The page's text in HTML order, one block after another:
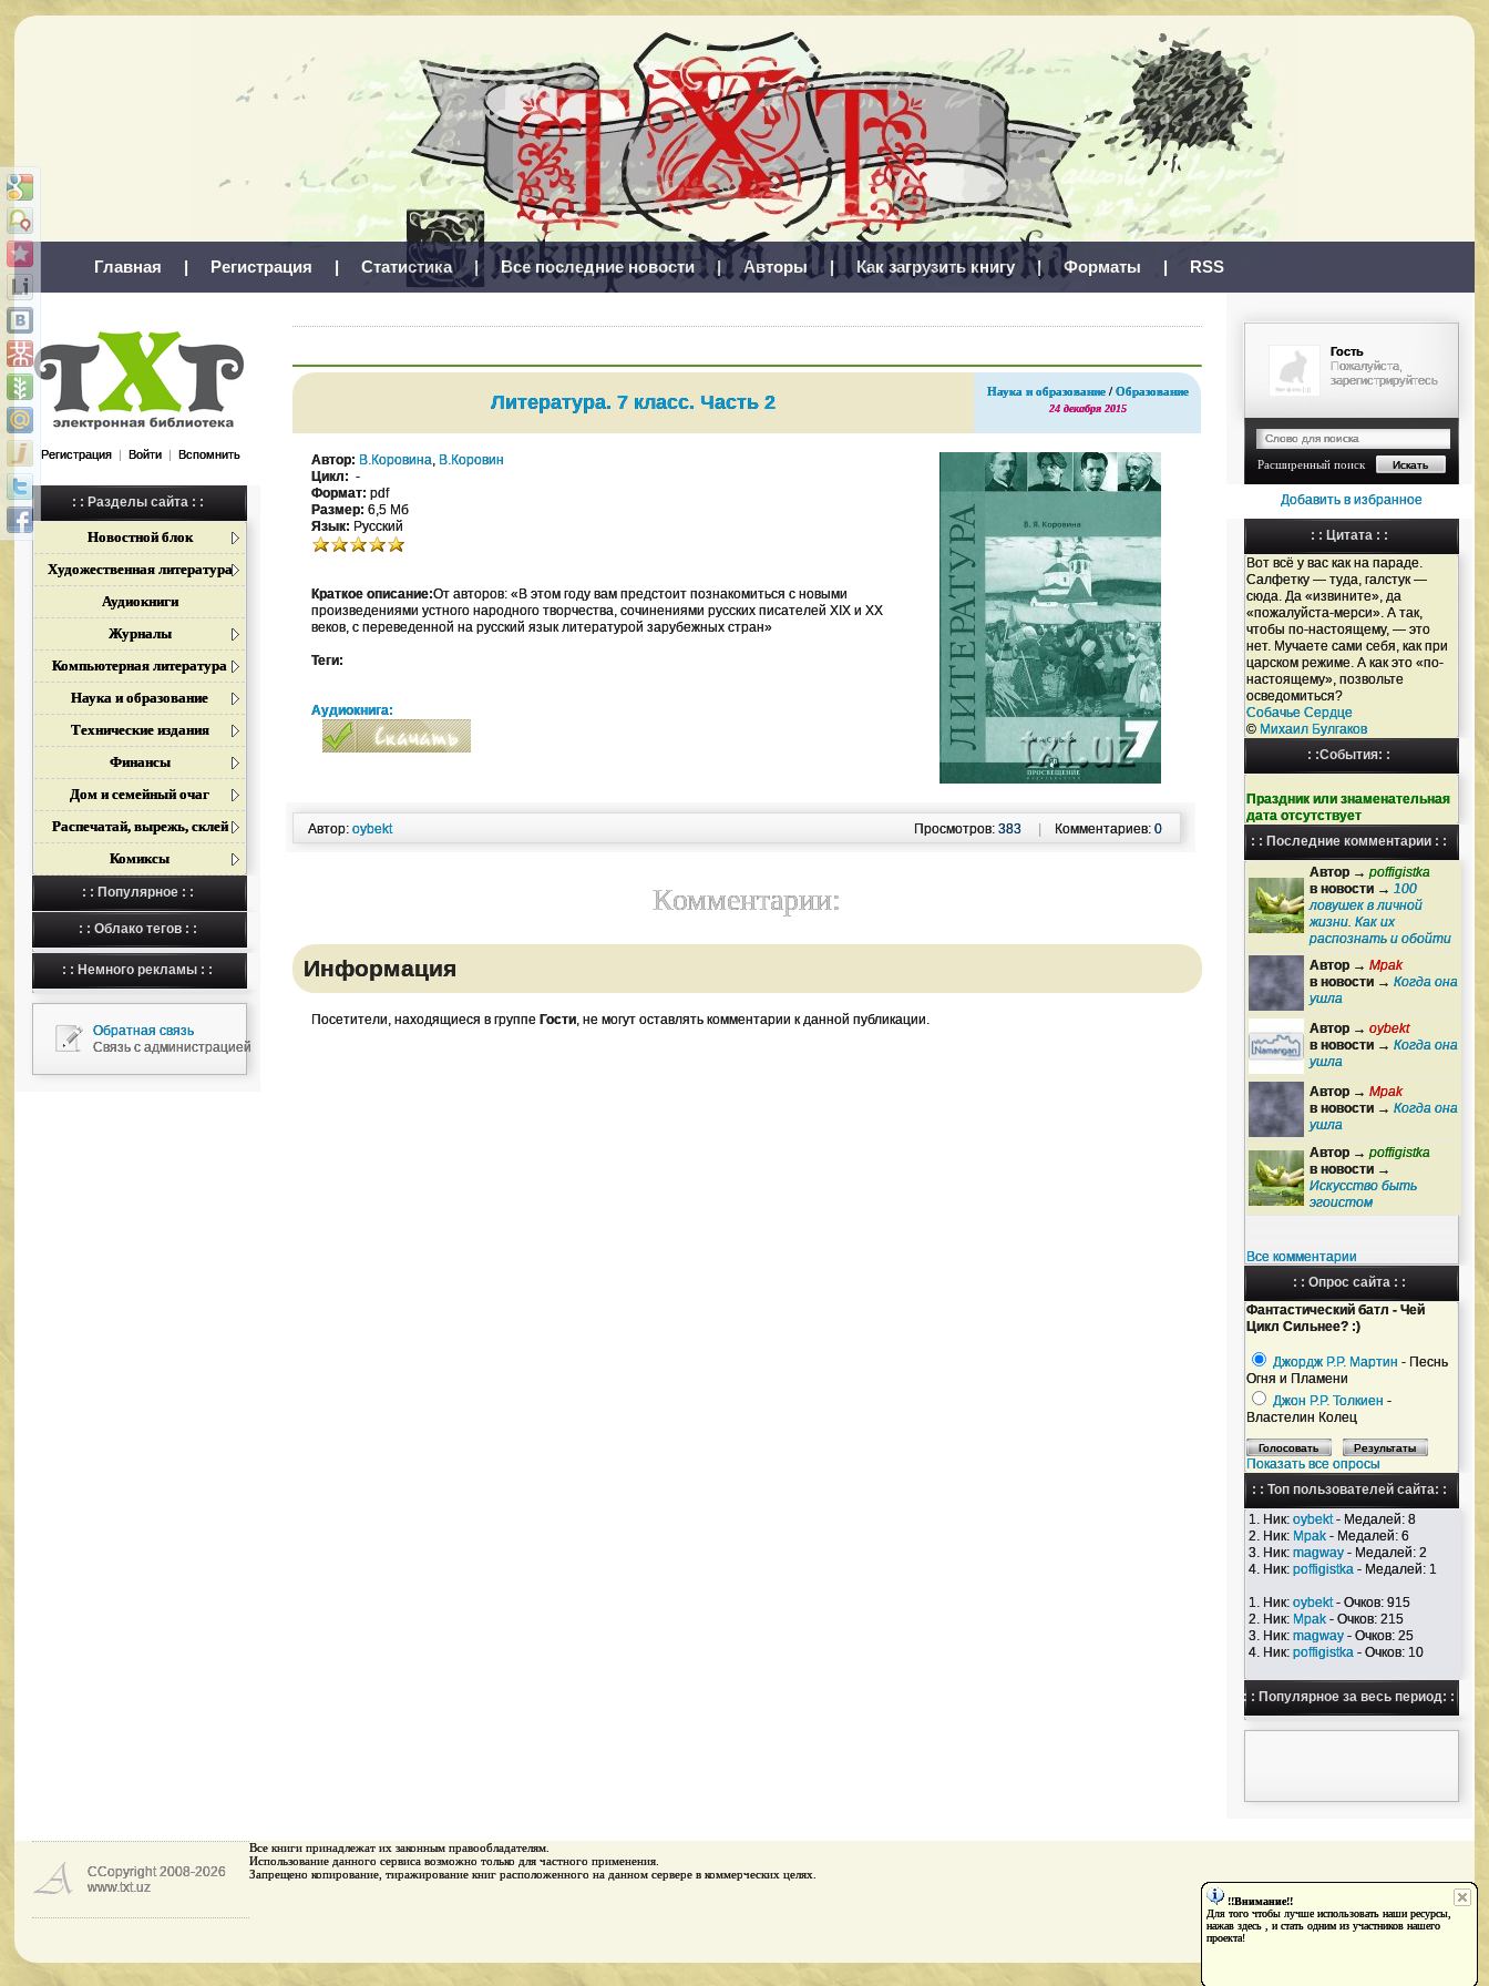
!!Внимание!!
Для того чтобы лучше использовать наши ресурсы,
нажав здесь , и стать одним из участников нашего
проекта!
Главная | Регистрация | Статистика | Все последние новости | Авторы | Как загрузить книгу | Форматы | RSS
Регистрация | Войти | Вспомнить
: : Разделы сайта : :
Новостной блок
Художественная литература
Аудиокниги
Журналы
Компьютерная литература
Наука и образование
Технические издания
Финансы
Дом и семейный очаг
Распечатай, вырежь, склей
Комиксы
: : Популярное : :
: : Облако тегов : :
: : Немного рекламы : :
Обратная связь
Связь с администрацией
Гость
Пожалуйста,
зарегистрируйтесь
Расширенный поиск
Добавить в избранное
: : Цитата : :
Вот всё у вас как на параде.
Салфетку — туда, галстук —
сюда. Да «извините», да
«пожалуйста-мерси». А так,
чтобы по-настоящему, — это
нет. Мучаете сами себя, как при
царском режиме. А как это «по-
настоящему», позвольте
осведомиться?
Собачье Сердце
© Михаил Булгаков
: :События: :
Праздник или знаменательная
дата отсутствует
: : Последние комментарии : :
Автор → poffigistka
в новости → 100
ловушек в личной
жизни. Как их
распознать и обойти
Автор → Mpak
в новости → Когда она
ушла
Автор → oybekt
в новости → Когда она
ушла
Автор → Mpak
в новости → Когда она
ушла
Автор → poffigistka
в новости →
Искусство быть
эгоистом
Все комментарии
: : Опрос сайта : :
Фантастический батл - Чей
Цикл Сильнее? :)
Джордж Р.Р. Мартин - Песнь
Огня и Пламени
Джон Р.Р. Толкиен -
Властелин Колец
Показать все опросы
: : Топ пользователей сайта: :
1. Ник: oybekt- Медалей: 8
2. Ник: Mpak- Медалей: 6
3. Ник: magway- Медалей: 2
4. Ник: poffigistka- Медалей: 1
1. Ник: oybekt- Очков: 915
2. Ник: Mpak- Очков: 215
3. Ник: magway- Очков: 25
4. Ник: poffigistka- Очков: 10
: : Популярное за весь период: :
Литература. 7 класс. Часть 2 Наука и образование/ Образование
24 декабря 2015
Автор: В.Коровина, В.Коровин
Цикл: -
Формат: pdf
Размер: 6,5 Мб
Язык: Русский
Краткое описание:От авторов: «В этом году вам предстоит познакомиться с новыми
произведениями устного народного творчества, сочинениями русских писателей ХIХ и ХХ
веков, с переведенной на русский язык литературой зарубежных стран»
Теги:
Аудиокнига:
Автор:oybekt Комментариев: 0
Просмотров: 383
Комментарии:
Информация
Посетители, находящиеся в группе Гости, не могут оставлять комментарии к данной публикации.
CCopyright 2008-2026
www.txt.uz
Все книги принадлежaт их законным правообладателям.
Использование данного сервиса возможно только для частного применения.
Запрещено копирование, тиражирование книг расположенного на данном сервере в коммерческих целях.